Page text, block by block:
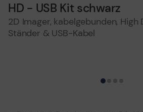
HD - USB Kit schwarz
2D Imager, kabelgebunden, High
Ständer & USB-Kabel